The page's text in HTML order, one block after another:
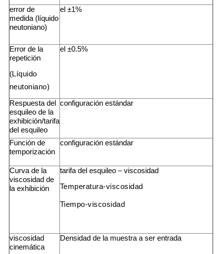
error de
medida (líquido
neutoniano)
el ±1%
Error de la
repetición
(Líquido
neutoniano)
el ±0.5%
Respuesta del
esquileo de la
exhibición/tarifa
del esquileo
configuración estándar
Función de
temporización
configuración estándar
Curva de la
viscosidad de
la exhibición
tarifa del esquileo – viscosidad
Temperatura-viscosidad
Tiempo-viscosidad
viscosidad
cinemática
Densidad de la muestra a ser entrada